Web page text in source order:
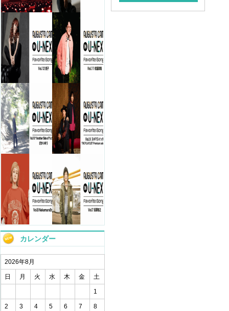
カレンダー
2026年8月
日 月 火 水 木 金 土
1
2 3 4 5 6 7 8